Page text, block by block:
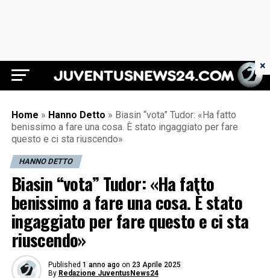
Juventus News 24
Home » Hanno Detto » Biasin “vota” Tudor: «Ha fatto
benissimo a fare una cosa. È stato ingaggiato per fare
questo e ci sta riuscendo»
HANNO DETTO
Biasin “vota” Tudor: «Ha fatto
benissimo a fare una cosa. È stato
ingaggiato per fare questo e ci sta
riuscendo»
Published 1 anno ago on 23 Aprile 2025
By Redazione JuventusNews24
×